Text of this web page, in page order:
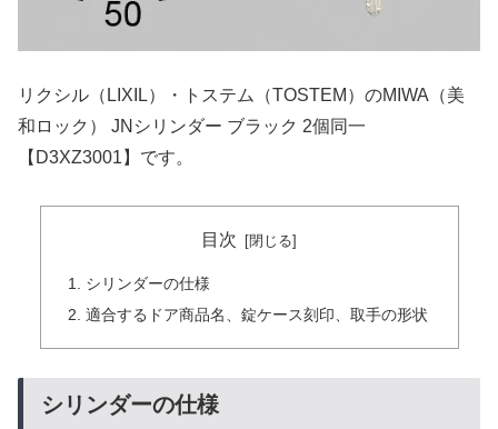
リクシル（LIXIL）・トステム（TOSTEM）のMIWA（美
和ロック） JNシリンダー ブラック 2個同一
【D3XZ3001】です。
目次
シリンダーの仕様
適合するドア商品名、錠ケース刻印、取手の形状
シリンダーの仕様